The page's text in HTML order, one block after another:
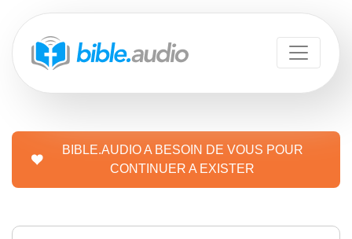
BIBLE.AUDIO A BESOIN DE VOUS POUR
CONTINUER A EXISTER